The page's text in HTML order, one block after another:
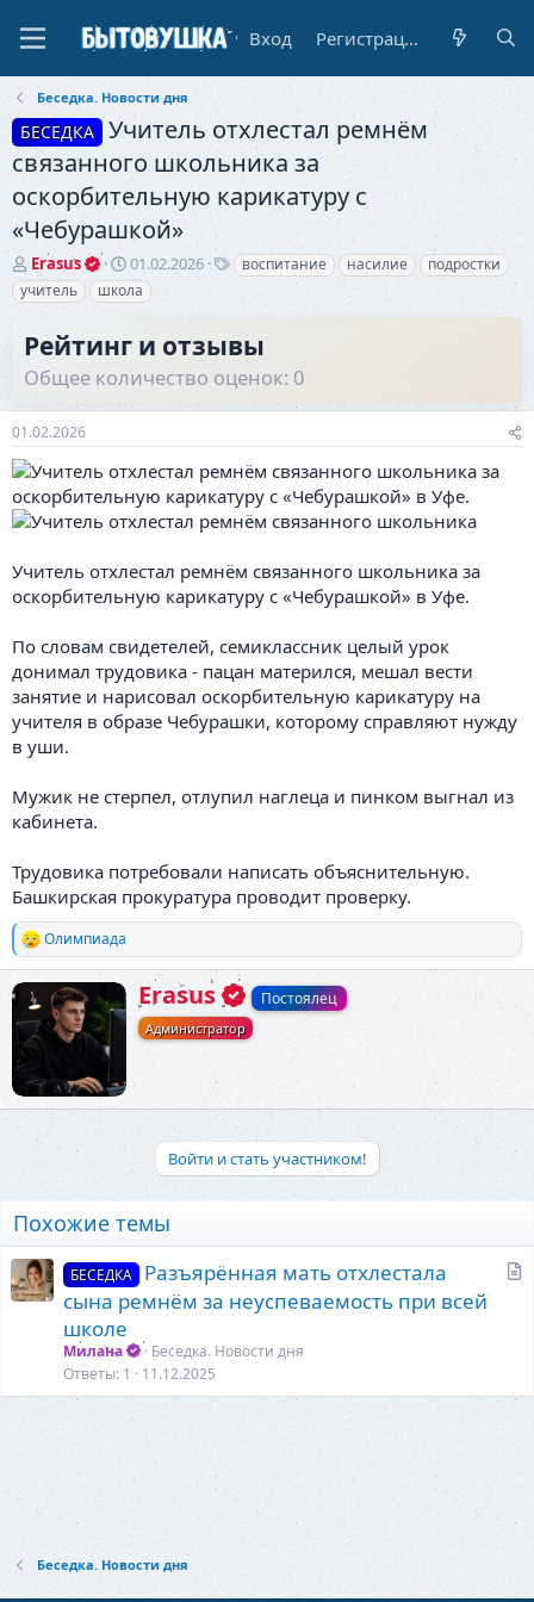
Вход Регистрация
Беседка. Новости дня
БЕСЕДКА
Учитель отхлестал ремнём
связанного школьника за
оскорбительную карикатуру с
«Чебурашкой»
А
в
т
р
т
е
м
ы
Erasus
Д
а
т
н
а
ч
а
01.02.2026
Твоспитание насилие
подростки
учитель
школа
Рейтинг и отзывы
Общее количество оценок: 0
01.02.2026
Учитель отхлестал ремнём связанного школьника за
оскорбительную карикатуру с «Чебурашкой» в Уфе.
По словам свидетелей, семиклассник целый урок
донимал трудовика - пацан матерился, мешал вести
занятие и нарисовал оскорбительную карикатуру на
учителя в образе Чебурашки, которому справляют нужду
в уши.
Мужик не стерпел, отлупил наглеца и пинком выгнал из
кабинета.
Трудовика потребовали написать объяснительную.
Башкирская прокуратура проводит проверку.
Р
е
а
ц
и
и
Олимпиада
А
в
т
Erasus Постоялец
Администратор
Войти и стать участником!
Похожие темы
я
БЕСЕДКА
Разъярённая мать отхлестала
сына ремнём за неуспеваемость при всей
школе
Милана
Беседка. Новости дня
Ответы 1 11.12.2025
Беседка. Новости дня